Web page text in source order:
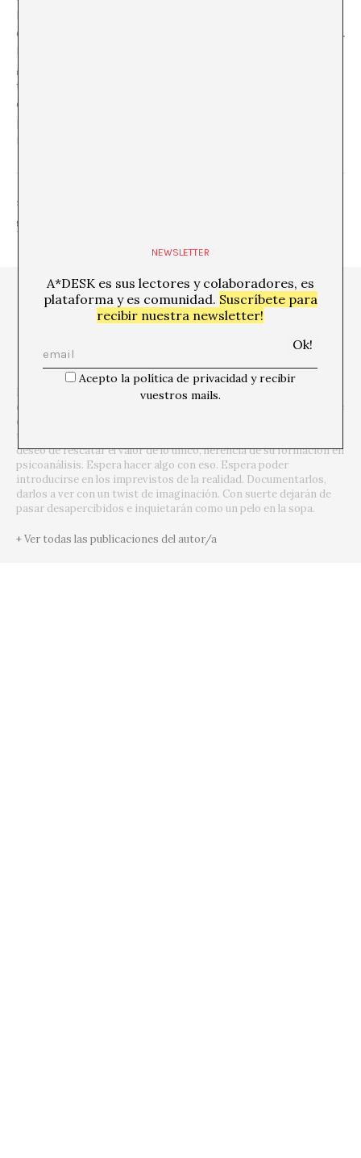
Botero. La cantante con su plumaje rosa al cuello y
cigarillo en la boca. La bola disco de espejos en el techo.
Las chicas de botines negros de tacón hasta la rodilla y
grandes tetas. Y los chicos con el pene erecto. Cero
turbación y rubor. Cero tabú. Escenas en las que no hay
degradación de lo erótico a la manera de las campañas
publicitarias.
rescatados de la escena del mundo.
SHARE
Paulina, de Guatemala, ha dejado las cuatro paredes de su
consultorio y cree que también la mala costumbre de distanciarse
de la vida a través del carrousel sin alto de los conceptos y las
teorías. No se fue con las manos tan vacías, lleva en su bolsillo el
deseo de rescatar el valor de lo único, herencia de su formación en
psicoanálisis. Espera hacer algo con eso. Espera poder
introducirse en los imprevistos de la realidad. Documentarlos,
darlos a ver con un twist de imaginación. Con suerte dejarán de
pasar desapercibidos e inquietarán como un pelo en la sopa.
+ Ver todas las publicaciones del autor/a
NEWSLETTER
A*DESK es sus lectores y colaboradores, es
plataforma y es comunidad. Suscríbete para
recibir nuestra newsletter!
Acepto la política de privacidad y recibir
vuestros mails.